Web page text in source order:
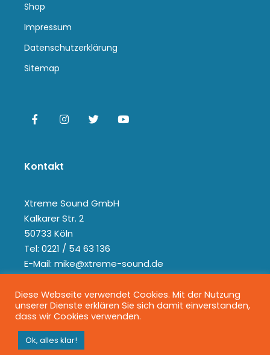
Shop
Impressum
Datenschutzerklärung
Sitemap
Kontakt
Xtreme Sound GmbH
Kalkarer Str. 2
50733 Köln
Tel: 0221 / 54 63 136
E-Mail: mike@xtreme-sound.de
Diese Webseite verwendet Cookies. Mit der Nutzung
unserer Dienste erklären Sie sich damit einverstanden,
dass wir Cookies verwenden.
Ok, alles klar!